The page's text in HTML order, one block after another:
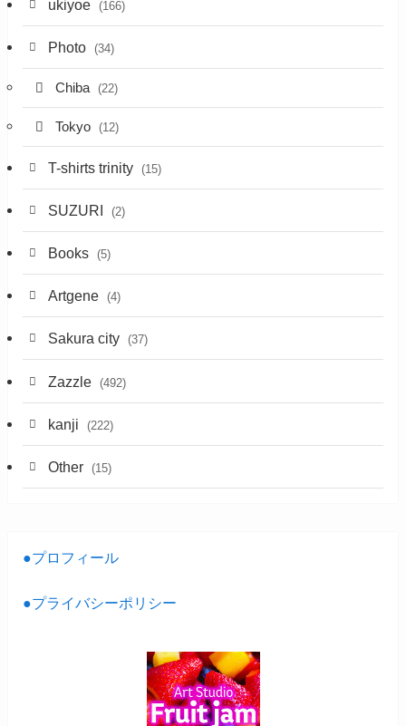
ukiyoe (166)
Photo (34)
Chiba (22)
Tokyo (12)
T-shirts trinity (15)
SUZURI (2)
Books (5)
Artgene (4)
Sakura city (37)
Zazzle (492)
kanji (222)
Other (15)
●プロフィール
●プライバシーポリシー